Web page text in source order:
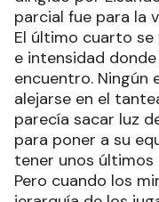
parcial fue para la
El último cuarto
e intensidad
encuentro. Ningún
alejarse en el
parecía sacar luz
para poner a su
tener unos
Pero cuando los